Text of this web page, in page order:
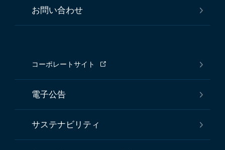
お問い合わせ
コーポレートサイト
電子公告
サステナビリティ